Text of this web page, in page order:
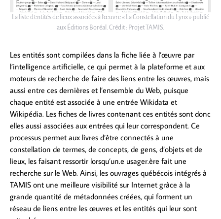
La liste d’entités de lieux associées à l’œuvre « La Constellation du Lynx » publié
aux Éditions Boréal. Crédit : Projet TAMIS.
Les entités sont compilées dans la fiche liée à l’œuvre par
l’intelligence artificielle, ce qui permet à la plateforme et aux
moteurs de recherche de faire des liens entre les œuvres, mais
aussi entre ces dernières et l’ensemble du Web, puisque
chaque entité est associée à une entrée Wikidata et
Wikipédia. Les fiches de livres contenant ces entités sont donc
elles aussi associées aux entrées qui leur correspondent. Ce
processus permet aux livres d’être connectés à une
constellation de termes, de concepts, de gens, d’objets et de
lieux, les faisant ressortir lorsqu’un.e usager.ère fait une
recherche sur le Web. Ainsi, les ouvrages québécois intégrés à
TAMIS ont une meilleure visibilité sur Internet grâce à la
grande quantité de métadonnées créées, qui forment un
réseau de liens entre les œuvres et les entités qui leur sont